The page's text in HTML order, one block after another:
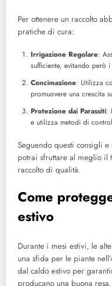
Per ottenere un raccolto
pratiche di cura:
Irrigazione Regolare:
sufficiente, evitando però
Concimazione: Utilizza
promuovere una crescita
Protezione dai Parassiti:
e utilizza metodi di
Seguendo questi consigli
potrai sfruttare al meglio il
raccolto di qualità.
Come
estivo
Durante i mesi estivi, le
una sfida per le piante
dal caldo estivo per
producano una buona